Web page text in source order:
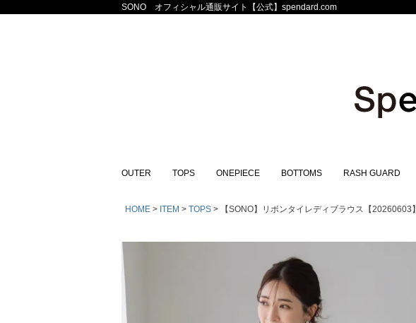
SONO オフィシャル通販サイト【公式】spendard.com
OUTER TOPS ONEPIECE BOTTOMS RASH GUARD
HOME ITEM TOPS 【SONO】リボンタイレディブラウス【20260603】